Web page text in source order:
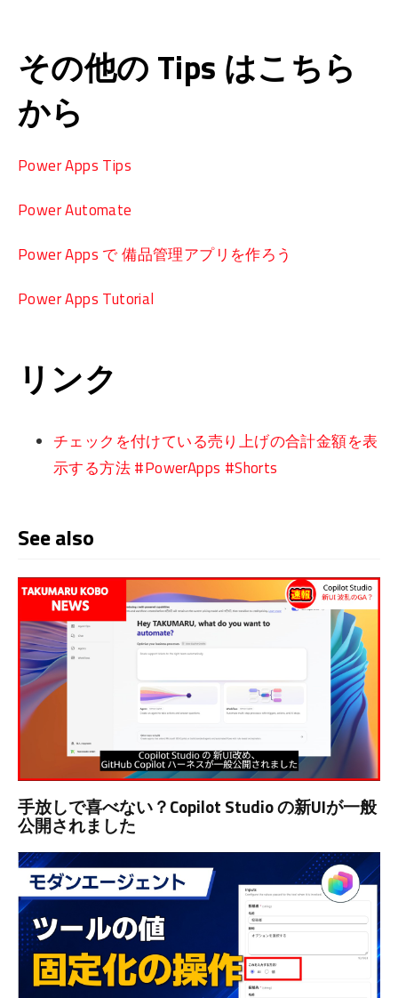
その他の Tips はこちら
から
Power Apps Tips
Power Automate
Power Apps で 備品管理アプリを作ろう
Power Apps Tutorial
リンク
チェックを付けている売り上げの合計金額を表
示する方法 #PowerApps #Shorts
See also
手放しで喜べない？Copilot Studio の新UIが一般
公開されました